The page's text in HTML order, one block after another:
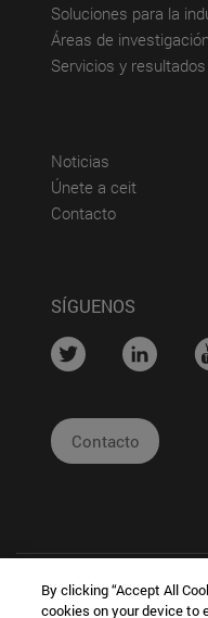
Soluciones para la
Áreas de investigación
Servicios y resultados
Noticias
Únete a ceit(abre en
Contacto(abre en
SÍGUENOS
.... ....
Contacto
By clicking “Accept All
cookies on your device to